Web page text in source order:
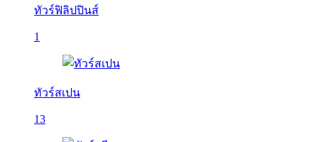
ทัวร์ฟิลิปปินส์
1
ทัวร์สเปน
13